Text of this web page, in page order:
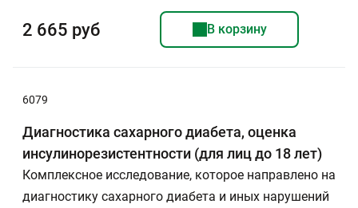
2 665 руб В корзину
6079
Диагностика сахарного диабета, оценка
инсулинорезистентности (для лиц до 18 лет)
Комплексное исследование, которое направлено на
диагностику сахарного диабета и иных нарушений